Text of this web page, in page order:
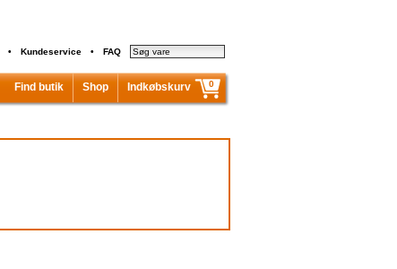
FAQ
•
Kundeservice
•
0
Indkøbskurv
Shop
Find butik
Indkøbskurven er tom...